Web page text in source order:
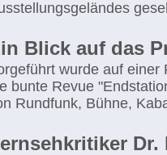
Blick auf das
wurde auf einer
bunte Revue
Rundfunk, Bühne,